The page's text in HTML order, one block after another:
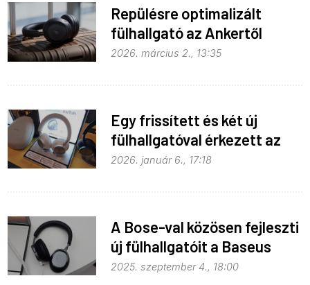
Repülésre optimalizált
fülhallgató az Ankertől
2026. március 2., 13:35
Egy frissített és két új
fülhallgatóval érkezett az
EarFun
2026. január 6., 17:18
A Bose-val közösen fejleszti
új fülhallgatóit a Baseus
2025. szeptember 4., 18:00